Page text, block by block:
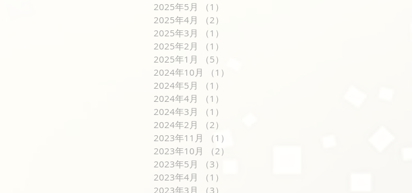
2025年5月
（1）
2025年4月
（2）
2025年3月
（1）
2025年2月
（1）
2025年1月
（5）
2024年10月
（1）
2024年5月
（1）
2024年4月
（1）
2024年3月
（1）
2024年2月
（2）
2023年11月
（1）
2023年10月
（2）
2023年5月
（3）
2023年4月
（1）
2023年3月
（3）